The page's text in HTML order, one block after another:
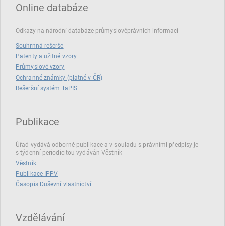
Online databáze
Odkazy na národní databáze průmyslověprávních informací
Souhrnná rešerše
Patenty a užitné vzory
Průmyslové vzory
Ochranné známky (platné v ČR)
Rešeršní systém TaPIS
Publikace
Úřad vydává odborné publikace a v souladu s právními předpisy je
s týdenní periodicitou vydáván Věstník
Věstník
Publikace IPPV
Časopis Duševní vlastnictví
Vzdělávání